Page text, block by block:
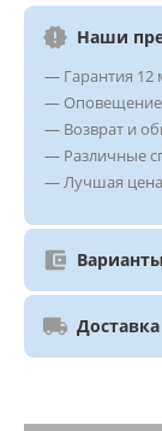
Наши
— Гарантия 12
— Оповещение
— Возврат и
— Различные
— Лучшая цена
Доставка